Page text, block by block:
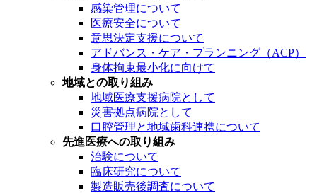
感染管理について
医療安全について
意思決定支援について
アドバンス・ケア・プランニング（ACP）
身体拘束最小化に向けて
地域との取り組み
地域医療支援病院として
災害拠点病院として
口腔管理と地域歯科連携について
先進医療への取り組み
治験について
臨床研究について
製造販売後調査について